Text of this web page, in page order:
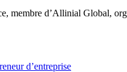
membre d’Allinial Global,
d’entreprise